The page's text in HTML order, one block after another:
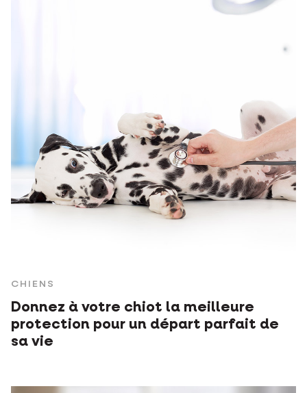
CHIENS
Donnez à votre chiot la meilleure
protection pour un départ parfait de
sa vie